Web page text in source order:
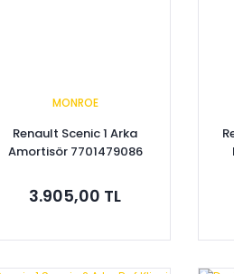
MONROE
Renault Scenic 1 Arka
Amortisör 7701479086
3.905,00 TL